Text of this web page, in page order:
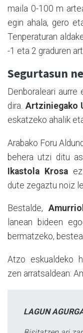
maila 0-100 m
egin ahala, gero
Tenperaturan
-1 eta 2 graduren
Segurtasun
Denboraleari aurre
dira. Artziniegako
eskatzeko ahalik
Arabako Foru
behera utzi ditu
Ikastola Krosaez
dute zegaztu noiz
Bestalde,
lanean bideen
bermatzeko,
Atzo eskualdeko
zen arratsaldean:
LAGUN